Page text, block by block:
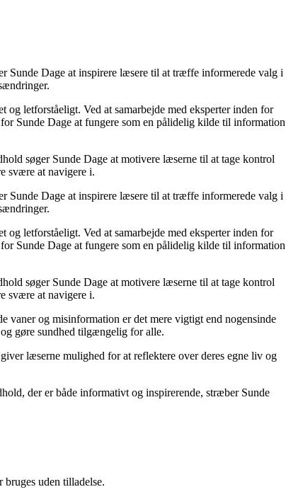
Sunde Dage at inspirere læsere til at træffe informerede valg i
letforståeligt. Ved at samarbejde med eksperter inden for
Sunde Dage at fungere som en pålidelig kilde til information
søger Sunde Dage at motivere læserne til at tage kontrol
svære at navigere i.
Sunde Dage at inspirere læsere til at træffe informerede valg i
letforståeligt. Ved at samarbejde med eksperter inden for
Sunde Dage at fungere som en pålidelig kilde til information
søger Sunde Dage at motivere læserne til at tage kontrol
svære at navigere i.
vaner og misinformation er det mere vigtigt end nogensinde
gøre sundhed tilgængelig for alle.
læserne mulighed for at reflektere over deres egne liv og
der er både informativt og inspirerende, stræber Sunde
uden tilladelse.